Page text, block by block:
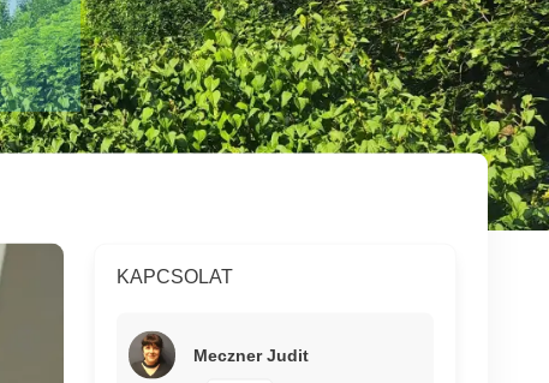
KAPCSOLAT
Meczner Judit